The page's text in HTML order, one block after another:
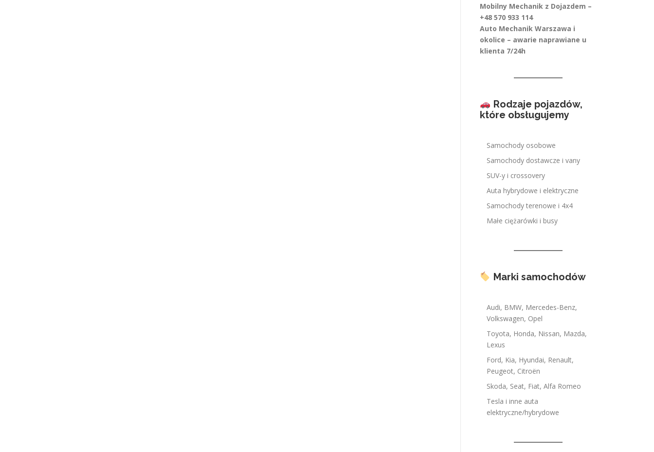
Mobilny Mechanik z Dojazdem –
+48 570 933 114
Auto Mechanik Warszawa i
okolice – awarie naprawiane u
klienta 7/24h
Rodzaje pojazdów,
które obsługujemy
Samochody osobowe
Samochody dostawcze i vany
SUV-y i crossovery
Auta hybrydowe i elektryczne
Samochody terenowe i 4x4
Małe ciężarówki i busy
Marki samochodów
Audi, BMW, Mercedes-Benz,
Volkswagen, Opel
Toyota, Honda, Nissan, Mazda,
Lexus
Ford, Kia, Hyundai, Renault,
Peugeot, Citroën
Skoda, Seat, Fiat, Alfa Romeo
Tesla i inne auta
elektryczne/hybrydowe